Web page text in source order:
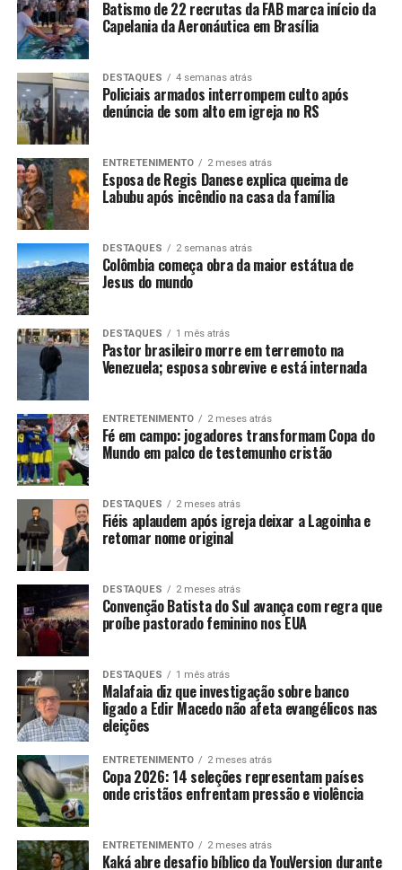
Batismo de 22 recrutas da FAB marca início da
Capelania da Aeronáutica em Brasília
DESTAQUES 4 semanas atrás
Policiais armados interrompem culto após
denúncia de som alto em igreja no RS
ENTRETENIMENTO 2 meses atrás
Esposa de Regis Danese explica queima de
Labubu após incêndio na casa da família
DESTAQUES 2 semanas atrás
Colômbia começa obra da maior estátua de
Jesus do mundo
DESTAQUES 1 mês atrás
Pastor brasileiro morre em terremoto na
Venezuela; esposa sobrevive e está internada
ENTRETENIMENTO 2 meses atrás
Fé em campo: jogadores transformam Copa do
Mundo em palco de testemunho cristão
DESTAQUES 2 meses atrás
Fiéis aplaudem após igreja deixar a Lagoinha e
retomar nome original
DESTAQUES 2 meses atrás
Convenção Batista do Sul avança com regra que
proíbe pastorado feminino nos EUA
DESTAQUES 1 mês atrás
Malafaia diz que investigação sobre banco
ligado a Edir Macedo não afeta evangélicos nas
eleições
ENTRETENIMENTO 2 meses atrás
Copa 2026: 14 seleções representam países
onde cristãos enfrentam pressão e violência
ENTRETENIMENTO 2 meses atrás
Kaká abre desafio bíblico da YouVersion durante